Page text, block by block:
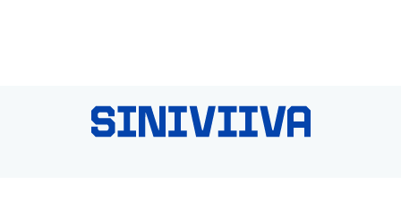
© Siniviiva.fi: Jääkiekkofanien legenda jo syntyessään 2026